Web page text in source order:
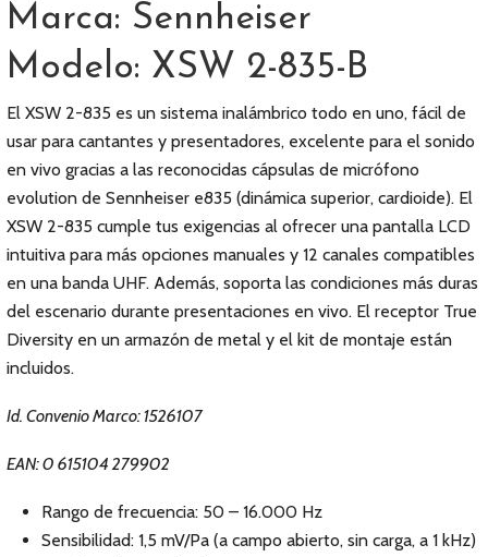
Marca: Sennheiser
Modelo: XSW 2-835-B
El XSW 2-835 es un sistema inalámbrico todo en uno, fácil de
usar para cantantes y presentadores, excelente para el sonido
en vivo gracias a las reconocidas cápsulas de micrófono
evolution de Sennheiser e835 (dinámica superior, cardioide). El
XSW 2-835 cumple tus exigencias al ofrecer una pantalla LCD
intuitiva para más opciones manuales y 12 canales compatibles
en una banda UHF. Además, soporta las condiciones más duras
del escenario durante presentaciones en vivo. El receptor True
Diversity en un armazón de metal y el kit de montaje están
incluidos.
Id. Convenio Marco: 1526107
EAN: 0 615104 279902
Rango de frecuencia: 50 – 16.000 Hz
Sensibilidad: 1,5 mV/Pa (a campo abierto, sin carga, a 1 kHz)